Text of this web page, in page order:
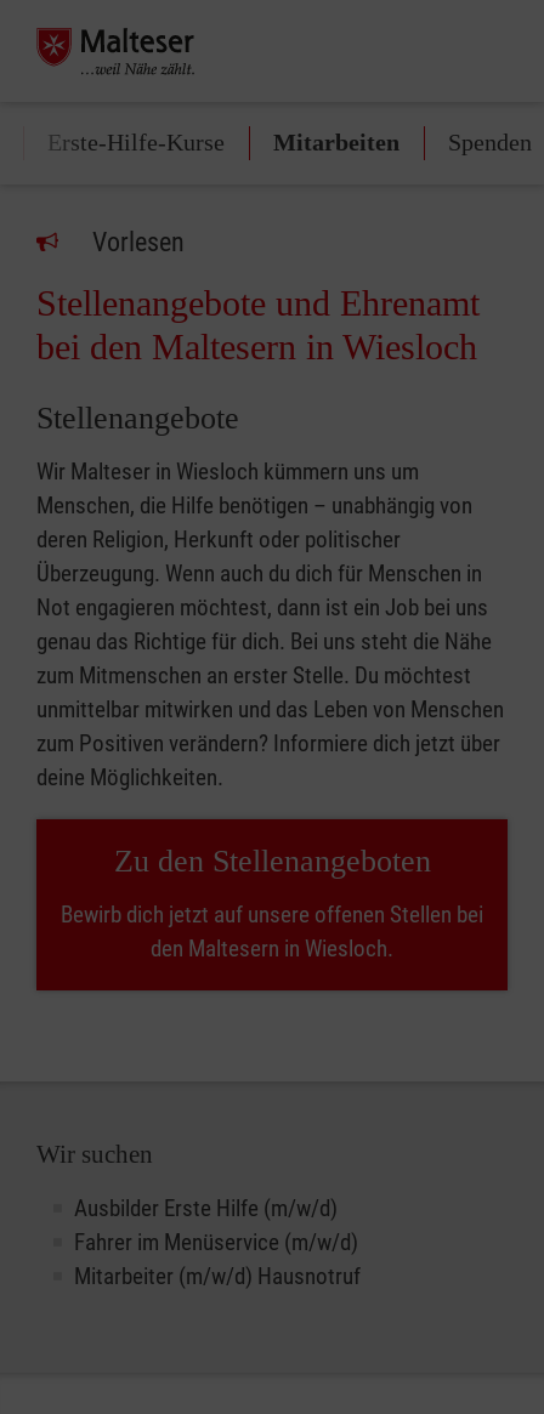
Erste-Hilfe-Kurse Mitarbeiten Spenden
Vorlesen
Stellenangebote und Ehrenamt
bei den Maltesern in Wiesloch
Stellenangebote
Wir Malteser in Wiesloch kümmern uns um
Menschen, die Hilfe benötigen – unabhängig von
deren Religion, Herkunft oder politischer
Überzeugung. Wenn auch du dich für Menschen in
Not engagieren möchtest, dann ist ein Job bei uns
genau das Richtige für dich. Bei uns steht die Nähe
zum Mitmenschen an erster Stelle. Du möchtest
unmittelbar mitwirken und das Leben von Menschen
zum Positiven verändern? Informiere dich jetzt über
deine Möglichkeiten.
Zu den Stellenangeboten
Bewirb dich jetzt auf unsere offenen Stellen bei
den Maltesern in Wiesloch.
Wir suchen
Ausbilder Erste Hilfe (m/w/d)
Fahrer im Menüservice (m/w/d)
Mitarbeiter (m/w/d) Hausnotruf